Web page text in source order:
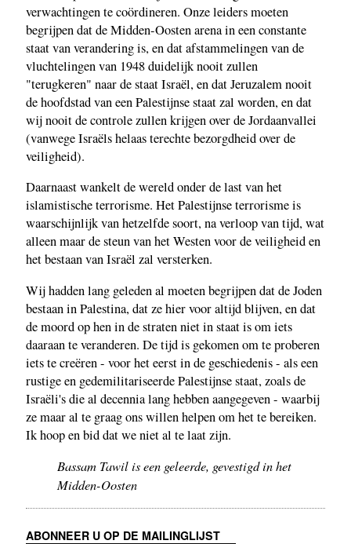
verwachtingen te coördineren. Onze leiders moeten
begrijpen dat de Midden-Oosten arena in een constante
staat van verandering is, en dat afstammelingen van de
vluchtelingen van 1948 duidelijk nooit zullen
"terugkeren" naar de staat Israël, en dat Jeruzalem nooit
de hoofdstad van een Palestijnse staat zal worden, en dat
wij nooit de controle zullen krijgen over de Jordaanvallei
(vanwege Israëls helaas terechte bezorgdheid over de
veiligheid).
Daarnaast wankelt de wereld onder de last van het
islamistische terrorisme. Het Palestijnse terrorisme is
waarschijnlijk van hetzelfde soort, na verloop van tijd, wat
alleen maar de steun van het Westen voor de veiligheid en
het bestaan ​​van Israël zal versterken.
Wij hadden lang geleden al moeten begrijpen dat de Joden
bestaan ​​in Palestina, dat ze hier voor altijd blijven, en dat
de moord op hen in de straten niet in staat is om iets
daaraan te veranderen. De tijd is gekomen om te proberen
iets te creëren - voor het eerst in de geschiedenis - als een
rustige en gedemilitariseerde Palestijnse staat, zoals de
Israëli's die al decennia lang hebben aangegeven - waarbij
ze maar al te graag ons willen helpen om het te bereiken.
Ik hoop en bid dat we niet al te laat zijn.
Bassam Tawil is een geleerde, gevestigd in het
Midden-Oosten
ABONNEER U OP DE MAILINGLIJST